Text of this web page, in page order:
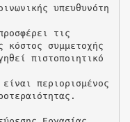
υπευθυνότη
τις
κόστος συμμετοχής
πιστοποιητικό
περιορισμένος